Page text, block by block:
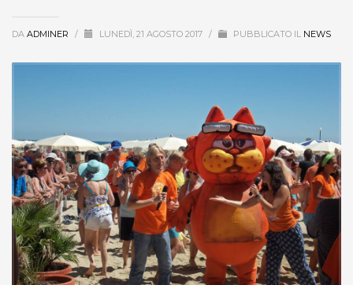
DA ADMINER / LUNEDÌ, 21 AGOSTO 2017 / PUBBLICATO IL NEWS